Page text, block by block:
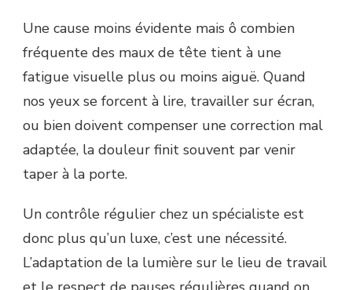
Une cause moins évidente mais ô combien
fréquente des maux de tête tient à une
fatigue visuelle plus ou moins aiguë. Quand
nos yeux se forcent à lire, travailler sur écran,
ou bien doivent compenser une correction mal
adaptée, la douleur finit souvent par venir
taper à la porte.
Un contrôle régulier chez un spécialiste est
donc plus qu’un luxe, c’est une nécessité.
L’adaptation de la lumière sur le lieu de travail